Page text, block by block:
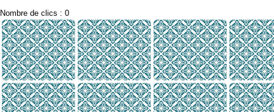
Nombre de clics : 0